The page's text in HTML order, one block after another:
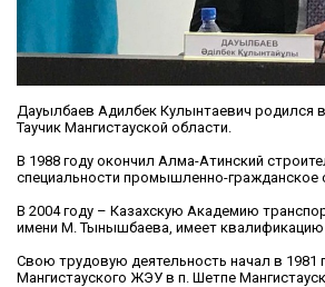
Дауылбаев Адилбек Кулынтаевич родился в
Таучик Мангистауской области.
В 1988 году окончил Алма-Атинский
специальности промышленно-гражданское
В 2004 году – Казахскую Академию
имени М. Тынышбаева, имеет квалификацию
Свою трудовую деятельность начал в 1981
Мангистауского ЖЭУ в п. Шетпе